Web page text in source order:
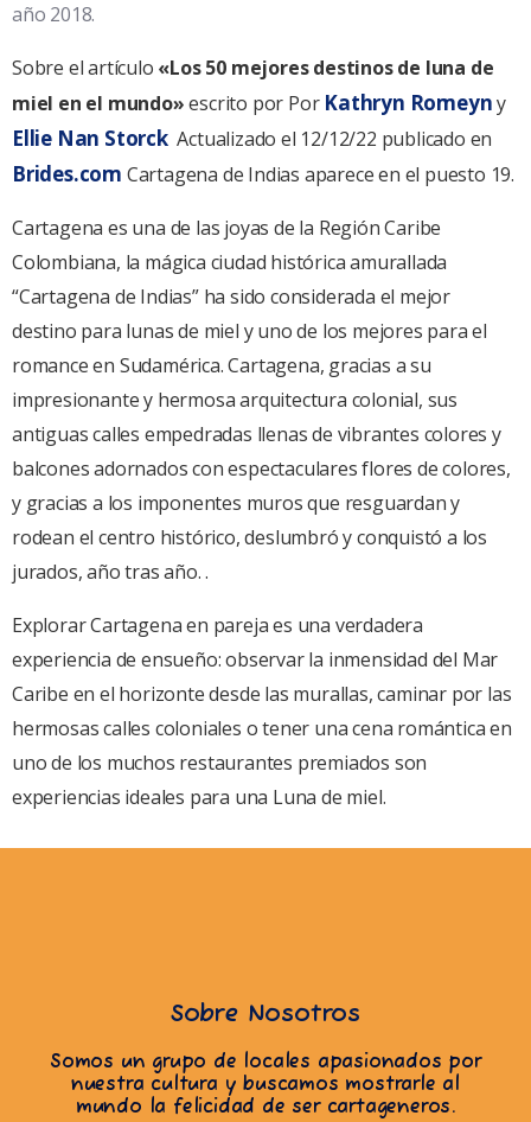
año 2018.
Sobre el artículo «Los 50 mejores destinos de luna de
miel en el mundo»escrito por Por Kathryn Romeyny
Ellie Nan Storck Actualizado el 12/12/22 publicado en
Brides.com Cartagena de Indias aparece en el puesto 19.
Cartagena es una de las joyas de la Región Caribe
Colombiana, la mágica ciudad histórica amurallada
“Cartagena de Indias” ha sido considerada el mejor
destino para lunas de miel y uno de los mejores para el
romance en Sudamérica. Cartagena, gracias a su
impresionante y hermosa arquitectura colonial, sus
antiguas calles empedradas llenas de vibrantes colores y
balcones adornados con espectaculares flores de colores,
y gracias a los imponentes muros que resguardan y
rodean el centro histórico, deslumbró y conquistó a los
jurados, año tras año. .
Explorar Cartagena en pareja es una verdadera
experiencia de ensueño: observar la inmensidad del Mar
Caribe en el horizonte desde las murallas, caminar por las
hermosas calles coloniales o tener una cena romántica en
uno de los muchos restaurantes premiados son
experiencias ideales para una Luna de miel.
Sobre Nosotros
Somos un grupo de locales apasionados por
nuestra cultura y buscamos mostrarle al
mundo la felicidad de ser cartageneros.